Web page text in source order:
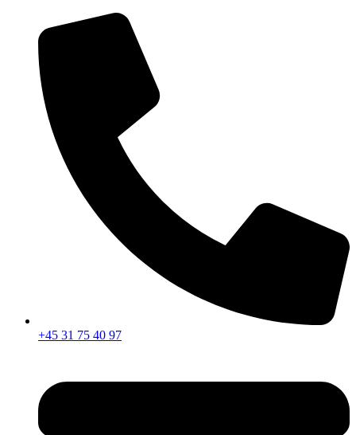
indhold
+45 31 75 40 97